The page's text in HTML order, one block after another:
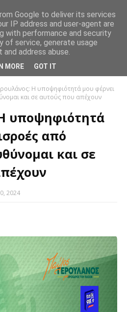
Η υποψηφιότητά μου φέρνει
και σε αυτούς που απέχουν
υποψηφιότητά
από
και σε
2024
Google to deliver its services
IP address and user-agent are
with performance and security
of service, generate usage
address abuse.
MORE GOT IT